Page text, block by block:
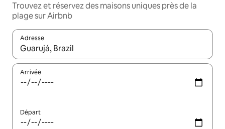
Trouvez et réservez des maisons uniques près de la
plage sur Airbnb
Adresse
Lorsque les résultats s'affichent, utilisez les flèches vers le
Arrivée
Départ